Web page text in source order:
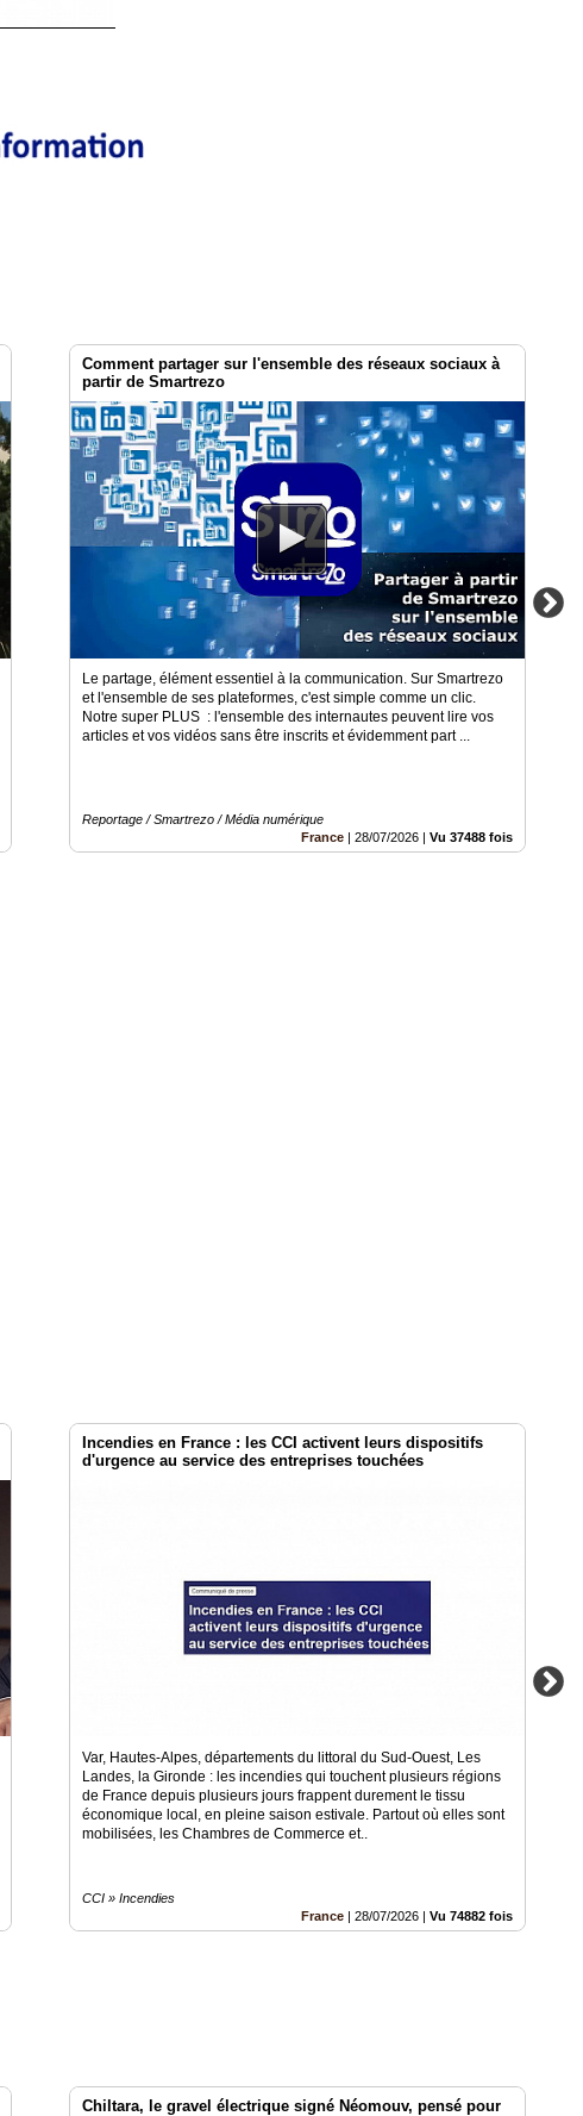
Comment partager sur l'ensemble des réseaux sociaux à
partir de Smartrezo
Le partage, élément essentiel à la communication. Sur Smartrezo
et l'ensemble de ses plateformes, c'est simple comme un clic.
Notre super PLUS : l'ensemble des internautes peuvent lire vos
articles et vos vidéos sans être inscrits et évidemment part ...
Reportage / Smartrezo / Média numérique
France
28/07/2026 Vu 37488 fois
Incendies en France : les CCI activent leurs dispositifs
d'urgence au service des entreprises touchées
Var, Hautes-Alpes, départements du littoral du Sud-Ouest, Les
Landes, la Gironde : les incendies qui touchent plusieurs régions
de France depuis plusieurs jours frappent durement le tissu
économique local, en pleine saison estivale. Partout où elles sont
mobilisées, les Chambres de Commerce et..
CCI » Incendies
France
28/07/2026 Vu 74882 fois
Chiltara, le gravel électrique signé Néomouv, pensé pour